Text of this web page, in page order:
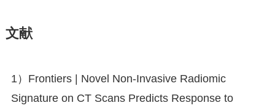
文献
1）Frontiers | Novel Non-Invasive Radiomic
Signature on CT Scans Predicts Response to